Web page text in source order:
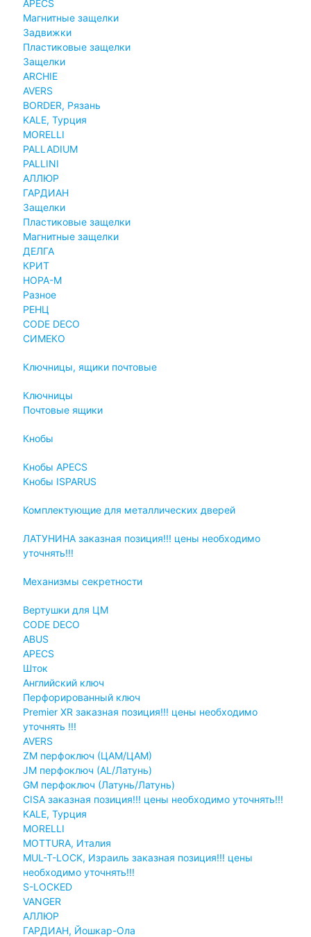
APECS
Магнитные защелки
Задвижки
Пластиковые защелки
Защелки
ARCHIE
AVERS
BORDER, Рязань
KALE, Турция
MORELLI
PALLADIUM
PALLINI
АЛЛЮР
ГАРДИАН
Защелки
Пластиковые защелки
Магнитные защелки
ДЕЛГА
КРИТ
НОРА-М
Разное
РЕНЦ
СODE DECO
СИМЕКО
Ключницы, ящики почтовые
Ключницы
Почтовые ящики
Кнобы
Кнобы APECS
Кнобы ISPARUS
Комплектующие для металлических дверей
ЛАТУНИНА заказная позиция!!! цены необходимо
уточнять!!!
Механизмы секретности
Вертушки для ЦМ
CODE DECO
ABUS
APECS
Шток
Английский ключ
Перфорированный ключ
Premier XR заказная позиция!!! цены необходимо
уточнять !!!
AVERS
ZM перфоключ (ЦАМ/ЦАМ)
JМ перфоключ (АL/Латунь)
GM перфоключ (Латунь/Латунь)
CISA заказная позиция!!! цены необходимо уточнять!!!
KALE, Турция
MORELLI
MOTTURA, Италия
MUL-T-LOCK, Израиль заказная позиция!!! цены
необходимо уточнять!!!
S-LOCKED
VANGER
АЛЛЮР
ГАРДИАН, Йошкар-Ола